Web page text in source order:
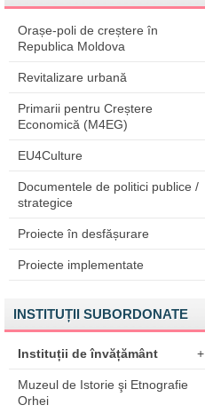
Orașe-poli de creștere în
Republica Moldova
Revitalizare urbană
Primarii pentru Creștere
Economică (M4EG)
EU4Culture
Documentele de politici publice /
strategice
Proiecte în desfășurare
Proiecte implementate
INSTITUȚII SUBORDONATE
Instituții de învățământ +
Muzeul de Istorie şi Etnografie
Orhei